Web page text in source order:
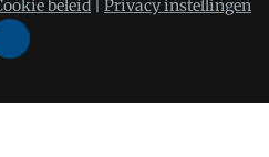
beleid Privacy instellingen